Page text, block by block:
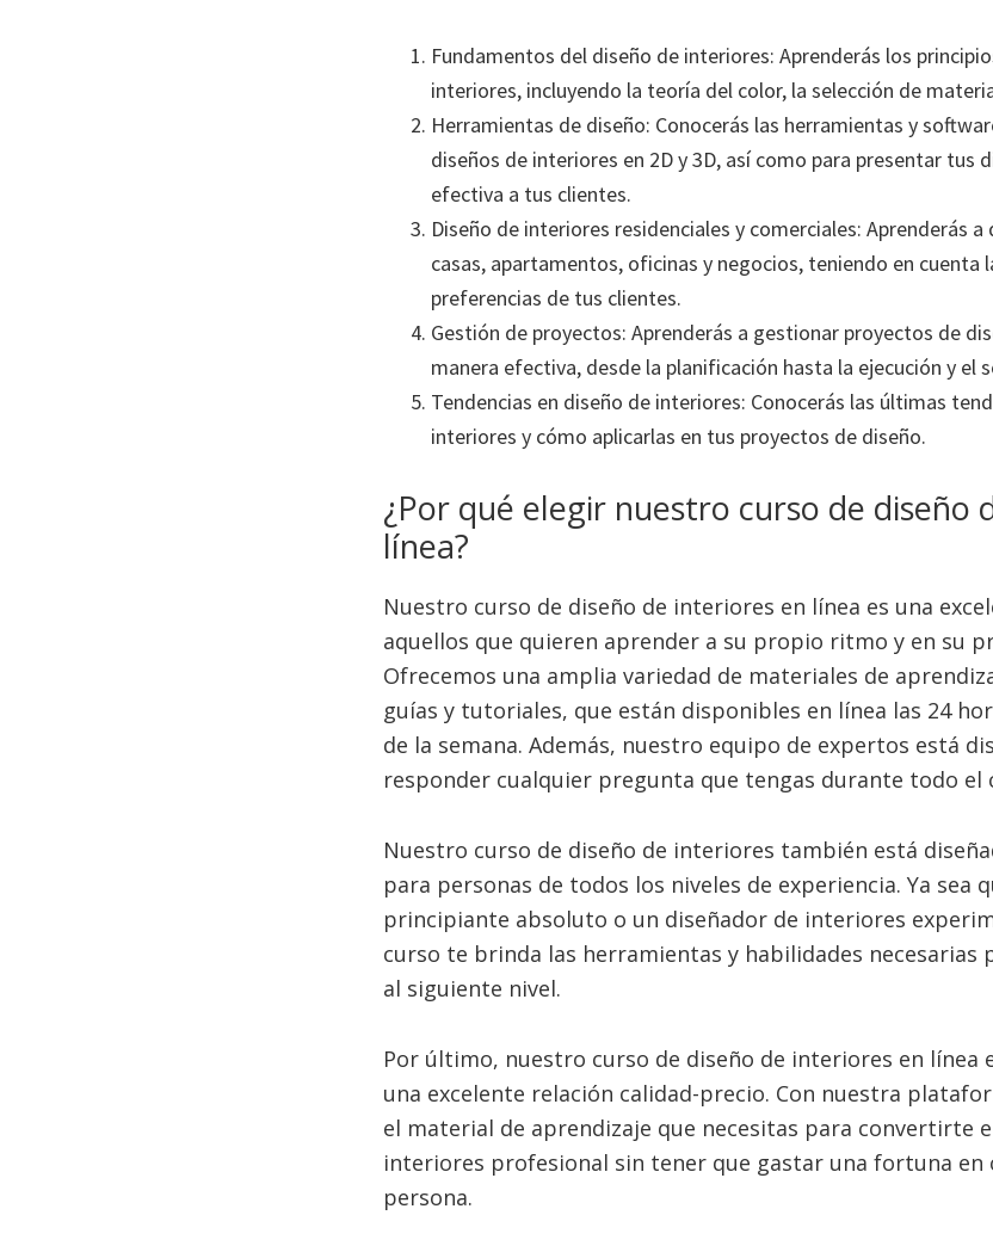
Fundamentos del diseño de interiores: Aprenderás los
interiores, incluyendo la teoría del color, la selección de
Herramientas de diseño: Conocerás las herramientas y
diseños de interiores en 2D y 3D, así como para presentar tus
efectiva a tus clientes.
Diseño de interiores residenciales y comerciales: Aprenderás
casas, apartamentos, oficinas y negocios, teniendo en cuenta
preferencias de tus clientes.
Gestión de proyectos: Aprenderás a gestionar proyectos de
manera efectiva, desde la planificación hasta la ejecución y el
Tendencias en diseño de interiores: Conocerás las últimas
interiores y cómo aplicarlas en tus proyectos de diseño.
¿Por qué elegir nuestro curso de diseño
línea?
Nuestro curso de diseño de interiores en línea es una
aquellos que quieren aprender a su propio ritmo y en su
Ofrecemos una amplia variedad de materiales de
guías y tutoriales, que están disponibles en línea las 24
de la semana. Además, nuestro equipo de expertos está
responder cualquier pregunta que tengas durante todo el
Nuestro curso de diseño de interiores también está
para personas de todos los niveles de experiencia. Ya sea
principiante absoluto o un diseñador de interiores
curso te brinda las herramientas y habilidades necesarias
al siguiente nivel.
Por último, nuestro curso de diseño de interiores en línea
una excelente relación calidad-precio. Con nuestra
el material de aprendizaje que necesitas para convertirte
interiores profesional sin tener que gastar una fortuna en
persona.